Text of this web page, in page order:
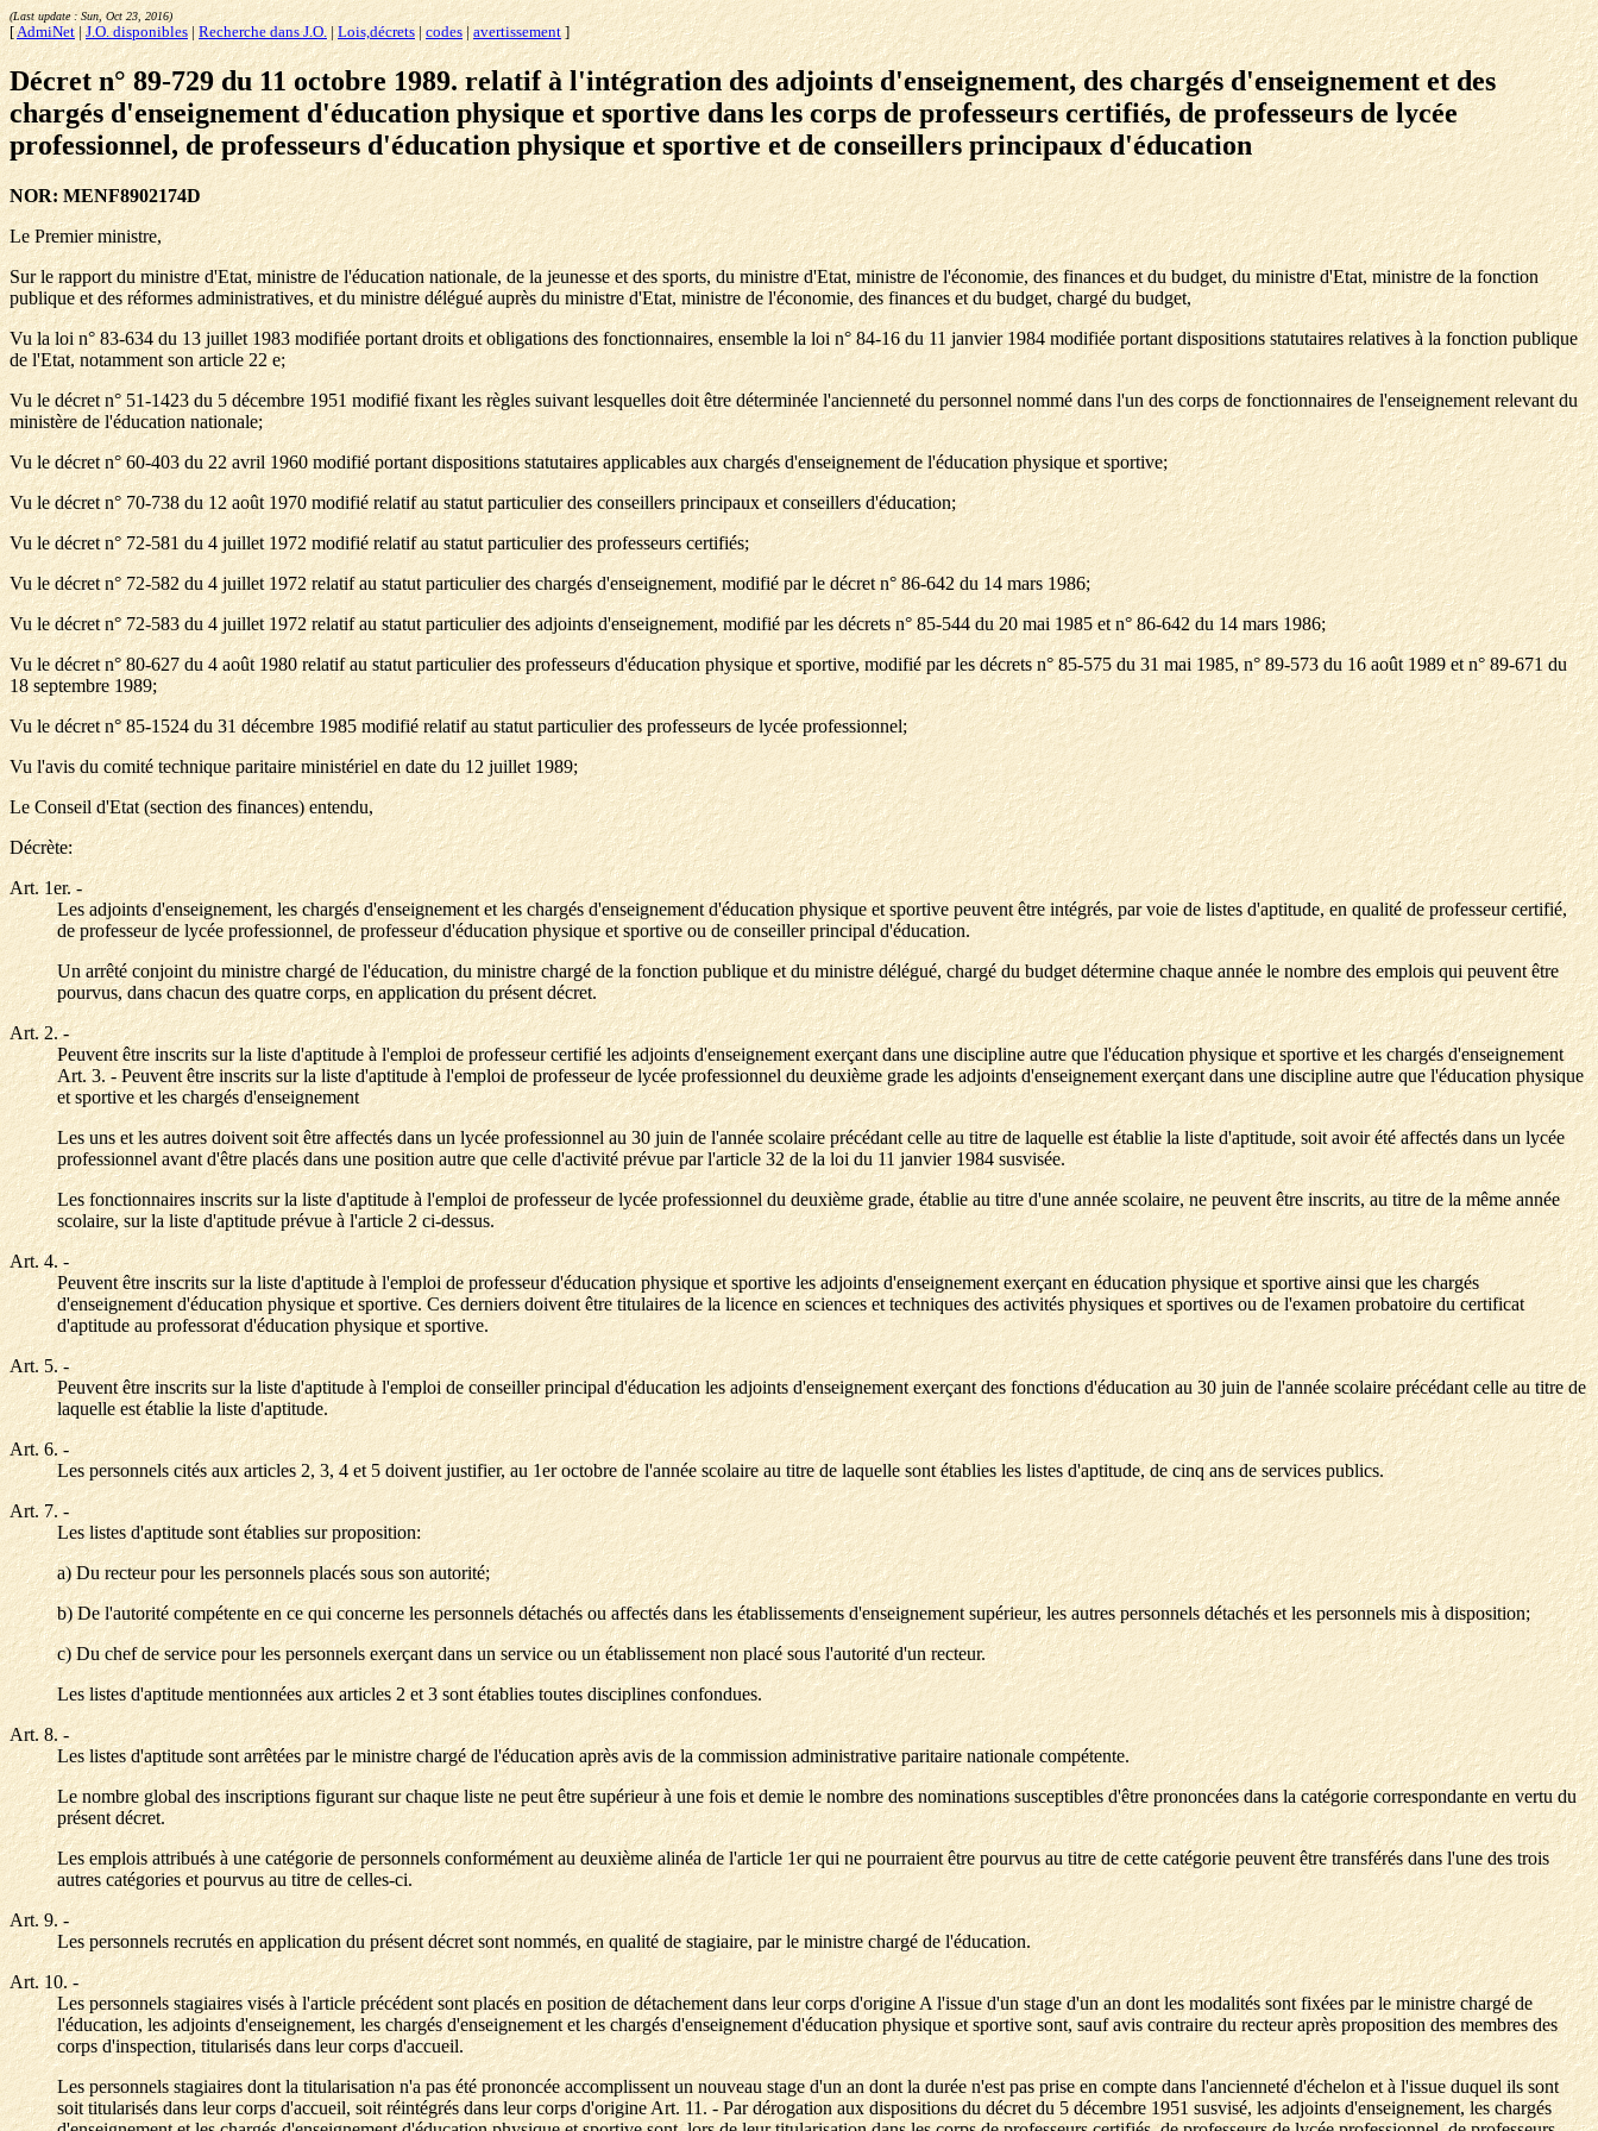
(Last update :Sun, Oct 23, 2016)
[AdmiNet|J.O. disponibles| Recherche dans J.O.|Lois,décrets|codes|avertissement]
Décret n° 89-729 du 11 octobre 1989. relatif à l'intégration des adjoints d'enseignement, des chargés d'enseignement et des
chargés d'enseignement d'éducation physique et sportive dans les corps de professeurs certifiés, de professeurs de lycée
professionnel, de professeurs d'éducation physique et sportive et de conseillers principaux d'éducation
NOR: MENF8902174D
Le Premier ministre,
Sur le rapport du ministre d'Etat, ministre de l'éducation nationale, de la jeunesse et des sports, du ministre d'Etat, ministre de l'économie, des finances et du budget, du ministre d'Etat, ministre de la fonction
publique et des réformes administratives, et du ministre délégué auprès du ministre d'Etat, ministre de l'économie, des finances et du budget, chargé du budget,
Vu la loi n° 83-634 du 13 juillet 1983 modifiée portant droits et obligations des fonctionnaires, ensemble la loi n° 84-16 du 11 janvier 1984 modifiée portant dispositions statutaires relatives à la fonction publique
de l'Etat, notamment son article 22 e;
Vu le décret n° 51-1423 du 5 décembre 1951 modifié fixant les règles suivant lesquelles doit être déterminée l'ancienneté du personnel nommé dans l'un des corps de fonctionnaires de l'enseignement relevant du
ministère de l'éducation nationale;
Vu le décret n° 60-403 du 22 avril 1960 modifié portant dispositions statutaires applicables aux chargés d'enseignement de l'éducation physique et sportive;
Vu le décret n° 70-738 du 12 août 1970 modifié relatif au statut particulier des conseillers principaux et conseillers d'éducation;
Vu le décret n° 72-581 du 4 juillet 1972 modifié relatif au statut particulier des professeurs certifiés;
Vu le décret n° 72-582 du 4 juillet 1972 relatif au statut particulier des chargés d'enseignement, modifié par le décret n° 86-642 du 14 mars 1986;
Vu le décret n° 72-583 du 4 juillet 1972 relatif au statut particulier des adjoints d'enseignement, modifié par les décrets n° 85-544 du 20 mai 1985 et n° 86-642 du 14 mars 1986;
Vu le décret n° 80-627 du 4 août 1980 relatif au statut particulier des professeurs d'éducation physique et sportive, modifié par les décrets n° 85-575 du 31 mai 1985, n° 89-573 du 16 août 1989 et n° 89-671 du
18 septembre 1989;
Vu le décret n° 85-1524 du 31 décembre 1985 modifié relatif au statut particulier des professeurs de lycée professionnel;
Vu l'avis du comité technique paritaire ministériel en date du 12 juillet 1989;
Le Conseil d'Etat (section des finances) entendu,
Décrète:
Art. 1er.-
Les adjoints d'enseignement, les chargés d'enseignement et les chargés d'enseignement d'éducation physique et sportive peuvent être intégrés, par voie de listes d'aptitude, en qualité de professeur certifié,
de professeur de lycée professionnel, de professeur d'éducation physique et sportive ou de conseiller principal d'éducation.
Un arrêté conjoint du ministre chargé de l'éducation, du ministre chargé de la fonction publique et du ministre délégué, chargé du budget détermine chaque année le nombre des emplois qui peuvent être
pourvus, dans chacun des quatre corps, en application du présent décret.
Art. 2.-
Peuvent être inscrits sur la liste d'aptitude à l'emploi de professeur certifié les adjoints d'enseignement exerçant dans une discipline autre que l'éducation physique et sportive et les chargés d'enseignement
Art. 3. - Peuvent être inscrits sur la liste d'aptitude à l'emploi de professeur de lycée professionnel du deuxième grade les adjoints d'enseignement exerçant dans une discipline autre que l'éducation physique
et sportive et les chargés d'enseignement
Les uns et les autres doivent soit être affectés dans un lycée professionnel au 30 juin de l'année scolaire précédant celle au titre de laquelle est établie la liste d'aptitude, soit avoir été affectés dans un lycée
professionnel avant d'être placés dans une position autre que celle d'activité prévue par l'article 32 de la loi du 11 janvier 1984 susvisée.
Les fonctionnaires inscrits sur la liste d'aptitude à l'emploi de professeur de lycée professionnel du deuxième grade, établie au titre d'une année scolaire, ne peuvent être inscrits, au titre de la même année
scolaire, sur la liste d'aptitude prévue à l'article 2 ci-dessus.
Art. 4.-
Peuvent être inscrits sur la liste d'aptitude à l'emploi de professeur d'éducation physique et sportive les adjoints d'enseignement exerçant en éducation physique et sportive ainsi que les chargés
d'enseignement d'éducation physique et sportive. Ces derniers doivent être titulaires de la licence en sciences et techniques des activités physiques et sportives ou de l'examen probatoire du certificat
d'aptitude au professorat d'éducation physique et sportive.
Art. 5.-
Peuvent être inscrits sur la liste d'aptitude à l'emploi de conseiller principal d'éducation les adjoints d'enseignement exerçant des fonctions d'éducation au 30 juin de l'année scolaire précédant celle au titre de
laquelle est établie la liste d'aptitude.
Art. 6.-
Les personnels cités aux articles 2, 3, 4 et 5 doivent justifier, au 1er octobre de l'année scolaire au titre de laquelle sont établies les listes d'aptitude, de cinq ans de services publics.
Art. 7.-
Les listes d'aptitude sont établies sur proposition:
a) Du recteur pour les personnels placés sous son autorité;
b) De l'autorité compétente en ce qui concerne les personnels détachés ou affectés dans les établissements d'enseignement supérieur, les autres personnels détachés et les personnels mis à disposition;
c) Du chef de service pour les personnels exerçant dans un service ou un établissement non placé sous l'autorité d'un recteur.
Les listes d'aptitude mentionnées aux articles 2 et 3 sont établies toutes disciplines confondues.
Art. 8.-
Les listes d'aptitude sont arrêtées par le ministre chargé de l'éducation après avis de la commission administrative paritaire nationale compétente.
Le nombre global des inscriptions figurant sur chaque liste ne peut être supérieur à une fois et demie le nombre des nominations susceptibles d'être prononcées dans la catégorie correspondante en vertu du
présent décret.
Les emplois attribués à une catégorie de personnels conformément au deuxième alinéa de l'article 1er qui ne pourraient être pourvus au titre de cette catégorie peuvent être transférés dans l'une des trois
autres catégories et pourvus au titre de celles-ci.
Art. 9.-
Les personnels recrutés en application du présent décret sont nommés, en qualité de stagiaire, par le ministre chargé de l'éducation.
Art. 10.-
Les personnels stagiaires visés à l'article précédent sont placés en position de détachement dans leur corps d'origine A l'issue d'un stage d'un an dont les modalités sont fixées par le ministre chargé de
l'éducation, les adjoints d'enseignement, les chargés d'enseignement et les chargés d'enseignement d'éducation physique et sportive sont, sauf avis contraire du recteur après proposition des membres des
corps d'inspection, titularisés dans leur corps d'accueil.
Les personnels stagiaires dont la titularisation n'a pas été prononcée accomplissent un nouveau stage d'un an dont la durée n'est pas prise en compte dans l'ancienneté d'échelon et à l'issue duquel ils sont
soit titularisés dans leur corps d'accueil, soit réintégrés dans leur corps d'origine Art. 11. - Par dérogation aux dispositions du décret du 5 décembre 1951 susvisé, les adjoints d'enseignement, les chargés